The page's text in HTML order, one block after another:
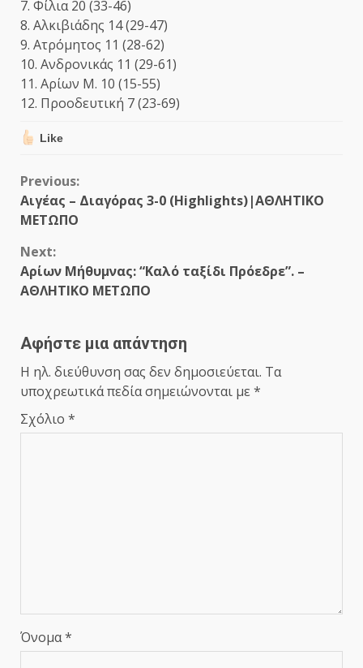
7. Φίλια 20 (33-46)
8. Αλκιβιάδης 14 (29-47)
9. Ατρόμητος 11 (28-62)
10. Ανδρονικάς 11 (29-61)
11. Αρίων Μ. 10 (15-55)
12. Προοδευτική 7 (23-69)
Like
Continue
Reading
Previous:
Αιγέας – Διαγόρας 3-0 (Highlights)|ΑΘΛΗΤΙΚΟ
ΜΕΤΩΠΟ
Next:
Αρίων Μήθυμνας: “Καλό ταξίδι Πρόεδρε”. –
ΑΘΛΗΤΙΚΟ ΜΕΤΩΠΟ
Αφήστε μια απάντηση
Η ηλ. διεύθυνση σας δεν δημοσιεύεται. Τα
υποχρεωτικά πεδία σημειώνονται με *
Σχόλιο *
Όνομα*